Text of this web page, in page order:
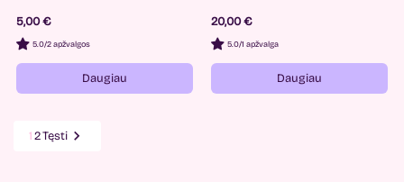
5,00 €
5.0/2 apžvalgos
Daugiau
20,00 €
5.0/1 apžvalga
Daugiau
12Tęsti 